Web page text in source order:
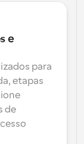
e
para
etapas
de